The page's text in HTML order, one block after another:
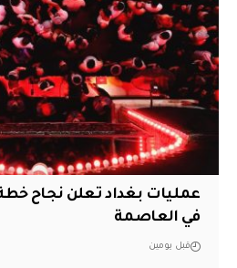
عمليات بغداد تعلن نجاح خطة
في العاصمة
قبل يومين